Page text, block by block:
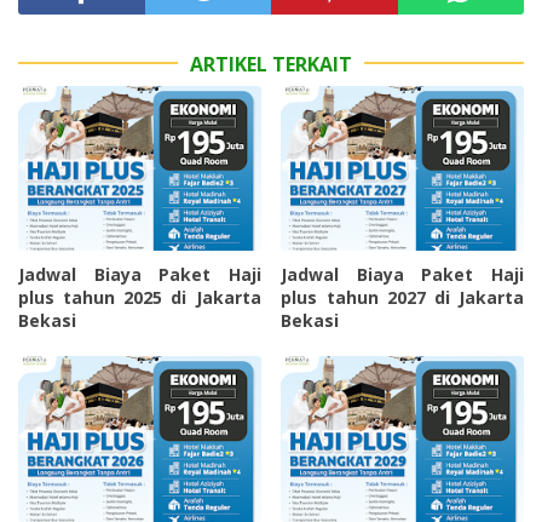
ARTIKEL TERKAIT
Jadwal Biaya Paket Haji
plus tahun 2025 di Jakarta
Bekasi
Jadwal Biaya Paket Haji
plus tahun 2027 di Jakarta
Bekasi